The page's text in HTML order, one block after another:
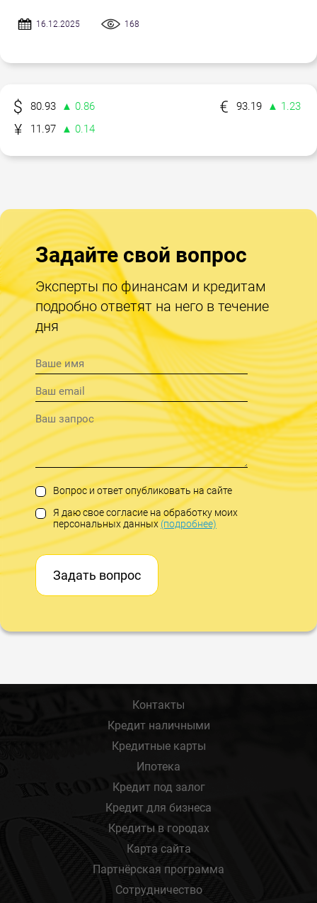
16.12.2025 168
80.93 ▲ 0.86 93.19
▲ 1.23
11.97
▲ 0.14
Задайте свой вопрос
Эксперты по финансам и кредитам
подробно ответят на него в течение
дня
Вопрос и ответ опубликовать на сайте
Я даю свое согласие на обработку моих
персональных данных(подробнее)
Задать вопрос
Контакты
Кредит наличными
Кредитные карты
Ипотека
Кредит под залог
Кредит для бизнеса
Кредиты в городах
Карта сайта
Партнёрская программа
Сотрудничество